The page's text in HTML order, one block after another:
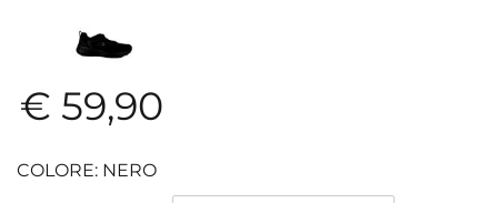
€ 59,90
COLORE: NERO